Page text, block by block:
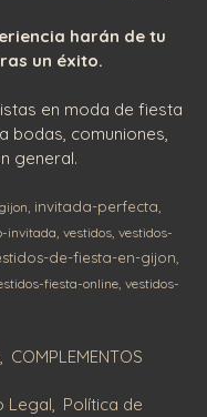
harán de tu
un éxito.
en moda de fiesta
bodas, comuniones,
general.
gijon invitada-perfecta
invitada vestidos vestidos-
de-fiesta-en-gijon
fiesta-online vestidos-
COMPLEMENTOS
Legal
Política de